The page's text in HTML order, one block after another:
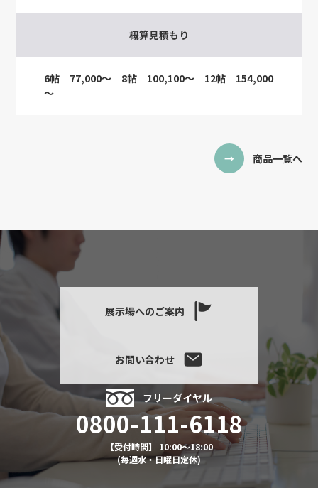
概算見積もり
6帖 77,000～ 8帖 100,100～ 12帖 154,000
～
商品一覧へ
展示場へのご案内
お問い合わせ
フリーダイヤル
0800-111-6118
【受付時間】 10:00～18:00
(毎週水・日曜日定休)